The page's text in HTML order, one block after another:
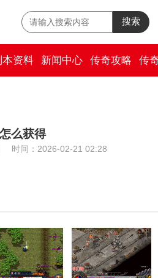
搜索
本资料 新闻中心 传奇攻略 传
么获得
时间：2026-02-21 02:28